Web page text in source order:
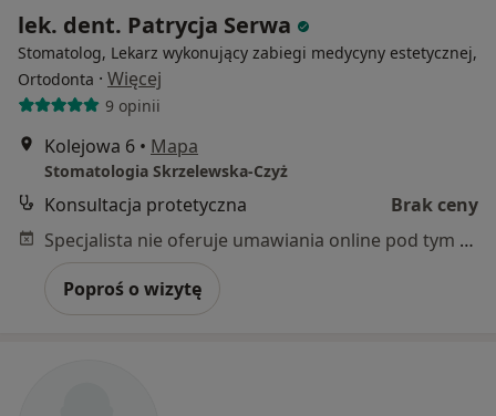
lek. dent. Patrycja Serwa
Stomatolog, Lekarz wykonujący zabiegi medycyny estetycznej,
Ortodonta · Więcej
9 opinii
Kolejowa 6 • Mapa
Stomatologia Skrzelewska-Czyż
Konsultacja protetyczna
Brak ceny
Specjalista nie oferuje umawiania online pod tym adresem.
Poproś o wizytę